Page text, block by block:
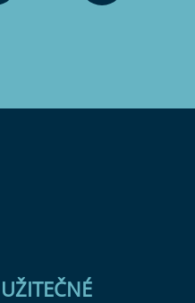
UŽITEČNÉ